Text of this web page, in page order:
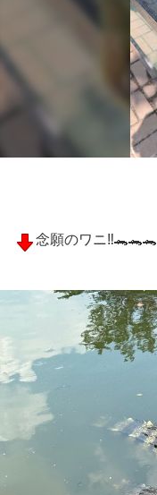
念願のワニ‼️🐊🐊🐊